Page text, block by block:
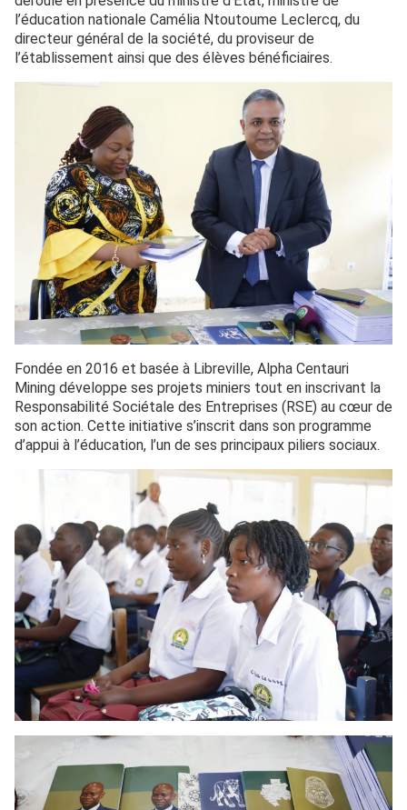
l’éducation nationale Camélia Ntoutoume Leclercq, du
directeur général de la société, du proviseur de
l’établissement ainsi que des élèves bénéficiaires.
Fondée en 2016 et basée à Libreville, Alpha Centauri
Mining développe ses projets miniers tout en inscrivant la
Responsabilité Sociétale des Entreprises (RSE) au cœur de
son action. Cette initiative s’inscrit dans son programme
d’appui à l’éducation, l’un de ses principaux piliers sociaux.